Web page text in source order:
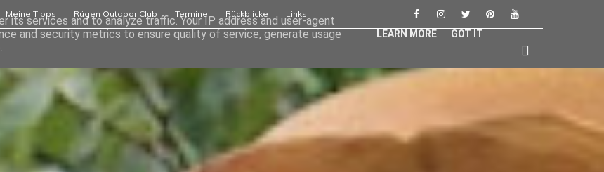
Meine Tipps Rügen Outdoor Club Termine Rückblicke Links
its services and to analyze traffic. Your IP address and user-agent
and security metrics to ensure quality of service, generate usage
LEARN MORE GOT IT